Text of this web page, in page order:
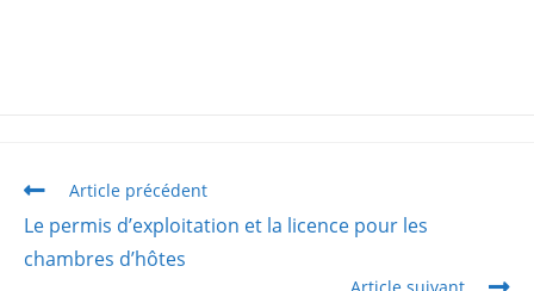
Article précédent
Le permis d’exploitation et la licence pour les
chambres d’hôtes